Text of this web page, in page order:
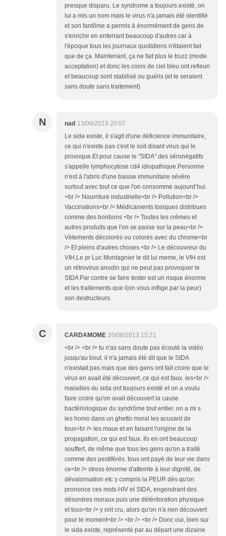
presque disparu. Le syndrome a toujours existé, on
lui a mis un nom mais le virus n'a jamais été identifié
et son fantôme a permis à énormément de gens de
s'enrichir en enterrant beaucoup d'autres car à
l'époque tous les journaux quotidiens n'étaient fait
que de ça. Maintenant, ça ne fait plus le buzz (mode
acceptation) et donc les coins de ciel bleu ont refleuri
et beaucoup sont stabilisé ou guéris (et le seraient
sans doute sans traitement)
N nad 13/09/2019 20:07
Le sida existe, il s'agit d'une déficience immunitaire,
ce qui n'existe pas c'est le soit disant virus qui le
provoque.Et pour cause le "SIDA" des séronégatifs
s'appelle lymphocytose cd4 idiopathique.Personne
n'est à l'abris d'une baisse immunitaire sévère
surtout avec tout ce que l'on consomme aujourd’hui.
<br /> Nourriture industrielle<br /> Pollution<br />
Vaccinations<br /> Médicaments toxiques distribues
comme des bonbons <br /> Toutes les crèmes et
autres produits que l'on se passe sur la peau<br />
Vètements décolorés ou colorés avec du chrome<br
/> Et pleins d'autres choses.<br /> Le découvreur du
VIH,Le pr Luc Montagnier le dit lui meme, le VIH est
un rétrovirus anodin qui ne peut pas provoquer le
SIDA Par contre se faire tester est un risque énorme
et les traitements que l(on vous inflige par la peur)
son destructeurs.
C CARDAMOME 20/08/2013 15:21
<br /> <br /> tu n'as sans doute pas écouté la vidéo
jusqu'au bout. il n'a jamais été dit que le SIDA
n'existait pas mais que des gens ont fait croire que le
virus en avait été découvert..ce qui est faux. les<br />
maladies du sida ont toujours existé et on a voulu
faire croire qu'on avait découvert la cause
bactériologique du syndrôme tout entier. on a mi s
les homo dans un ghetto moral les acusant de
tous<br /> les maux et en faisant l'origine de la
propagation, ce qui est faux. Ils en ont beaucoup
souffert, de même que tous les gens qu'on a traité
comme des pestiférés. tous ont payé de leur vie dans
ce<br /> stress énorme d'atteinte à leur dignité, de
dévalorisation etc y compris la PEUR dès qu'on
prononce ces mots HIV et SIDA, engendrant des
désordres moraux puis une détéritoration physique
et tous<br /> y ont cru, alors qu'on n'a rien découvert
pour le moment<br /> <br /> <br /> Donc oui, bien sur
le sida existe, représenté par au départ une dizaine